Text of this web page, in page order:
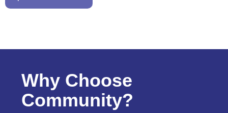
Why Choose
Community?